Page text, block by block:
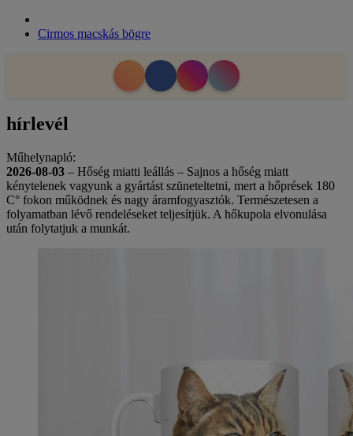
Cirmos macskás bögre
hírlevél
Műhelynapló:
2026-08-03 – Hőség miatti leállás – Sajnos a hőség miatt
kénytelenek vagyunk a gyártást szüneteltetni, mert a hőprések 180
C° fokon működnek és nagy áramfogyasztók. Természetesen a
folyamatban lévő rendeléseket teljesítjük. A hőkupola elvonulása
után folytatjuk a munkát.